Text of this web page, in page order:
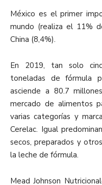
México es el primer
mundo (realiza el 11%
China (8,4%).
En 2019, tan solo
toneladas de fórmula
asciende a 80.7
mercado de alimentos
varias categorías y
Cerelac. Igual
secos, preparados y
la leche de fórmula.
Mead Johnson